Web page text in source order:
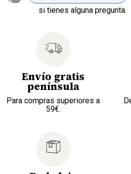
si tienes alguna pregunta.
Envío gratis
península
Para compras superiores a
59€.